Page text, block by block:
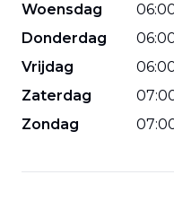
Woensdag
06:
Donderdag
06:
Vrijdag
06:
Zaterdag
07:
Zondag
07: